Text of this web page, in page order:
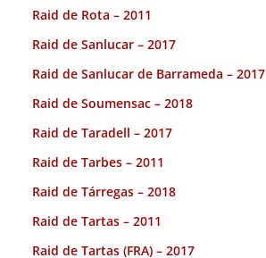
Raid de Rota – 2011
Raid de Sanlucar – 2017
Raid de Sanlucar de Barrameda – 2017
Raid de Soumensac – 2018
Raid de Taradell – 2017
Raid de Tarbes – 2011
Raid de Tárregas – 2018
Raid de Tartas – 2011
Raid de Tartas (FRA) – 2017